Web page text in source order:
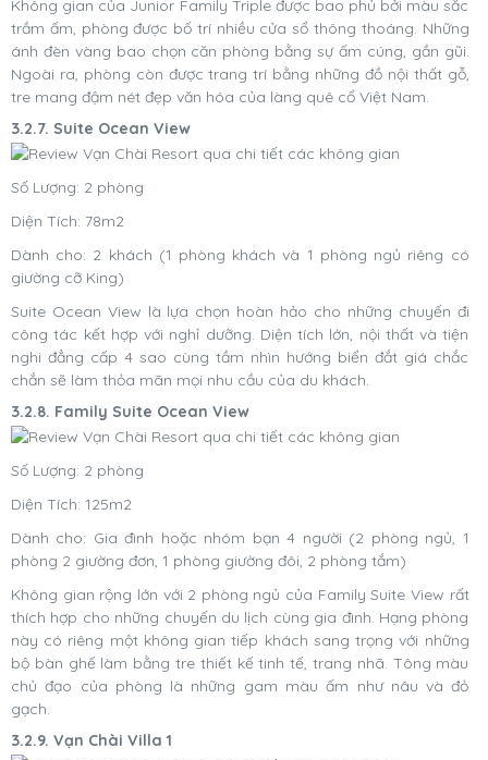
Không gian của Junior Family Triple được bao phủ bởi màu sắc
trầm ấm, phòng được bố trí nhiều cửa sổ thông thoáng. Những
ánh đèn vàng bao chọn căn phòng bằng sự ấm cúng, gần gũi.
Ngoài ra, phòng còn được trang trí bằng những đồ nội thất gỗ,
tre mang đậm nét đẹp văn hóa của làng quê cổ Việt Nam.
3.2.7. Suite Ocean View
Số Lượng: 2 phòng
Diện Tích: 78m2
Dành cho: 2 khách (1 phòng khách và 1 phòng ngủ riêng có
giường cỡ King)
Suite Ocean View là lựa chọn hoàn hảo cho những chuyến đi
công tác kết hợp với nghỉ dưỡng. Diện tích lớn, nội thất và tiện
nghi đẳng cấp 4 sao cùng tầm nhìn hướng biển đắt giá chắc
chắn sẽ làm thỏa mãn mọi nhu cầu của du khách.
3.2.8. Family Suite Ocean View
Số Lượng: 2 phòng
Diện Tích: 125m2
Dành cho: Gia đình hoặc nhóm bạn 4 người (2 phòng ngủ, 1
phòng 2 giường đơn, 1 phòng giường đôi, 2 phòng tắm)
Không gian rộng lớn với 2 phòng ngủ của Family Suite View rất
thích hợp cho những chuyến du lịch cùng gia đình. Hạng phòng
này có riêng một không gian tiếp khách sang trọng với những
bộ bàn ghế làm bằng tre thiết kế tinh tế, trang nhã. Tông màu
chủ đạo của phòng là những gam màu ấm như nâu và đỏ
gạch.
3.2.9. Vạn Chài Villa 1